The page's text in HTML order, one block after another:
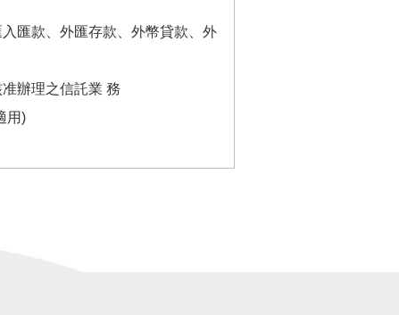
匯款、外匯存款、外幣貸款、外
辦理之信託業 務
用)